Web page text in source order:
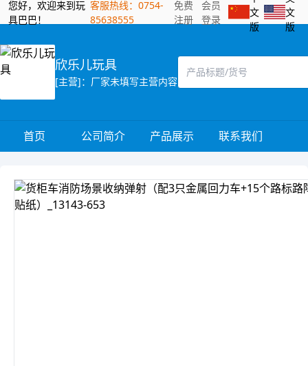
您好，欢迎来到玩
具巴巴！
客服热线：0754-
85638555
免费
注册
会员
登录
文
版
文
版
欣乐儿玩具
[主营]：厂家未填写主营内容
首页 公司简介 产品展示 联系我们